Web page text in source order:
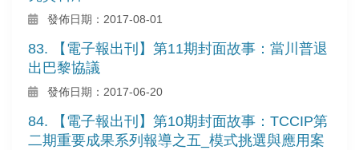
發佈日期：2017-08-01
83. 【電子報出刊】第11期封面故事：當川普退
出巴黎協議
發佈日期：2017-06-20
84. 【電子報出刊】第10期封面故事：TCCIP第
二期重要成果系列報導之五_模式挑選與應用案